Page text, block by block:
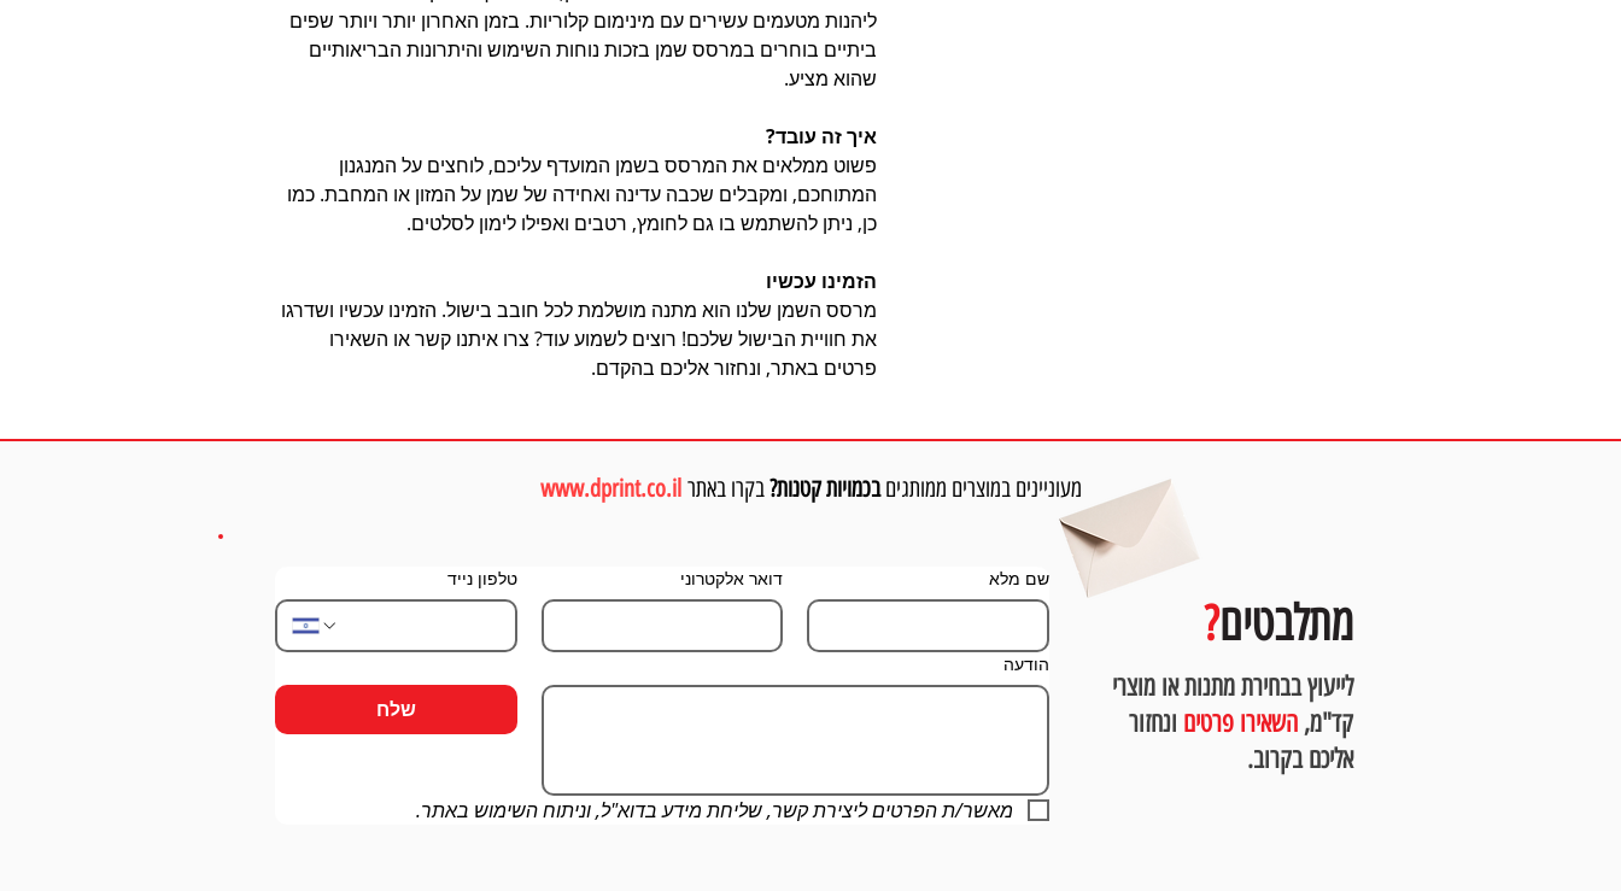
ליהנות מטעמים עשירים עם מינימום קלוריות. בזמן האחרון יותר ויותר שפים
ביתיים בוחרים במרסס שמן בזכות נוחות השימוש והיתרונות הבריאותיים
שהוא מציע.
איך זה עובד?
פשוט ממלאים את המרסס בשמן המועדף עליכם, לוחצים על המנגנון
המתוחכם, ומקבלים שכבה עדינה ואחידה של שמן על המזון או המחבת. כמו
כן, ניתן להשתמש בו גם לחומץ, רטבים ואפילו לימון לסלטים.
הזמינו עכשיו
מרסס השמן שלנו הוא מתנה מושלמת לכל חובב בישול. הזמינו עכשיו ושדרגו
את חוויית הבישול שלכם! רוצים לשמוע עוד? צרו איתנו קשר או השאירו
פרטים באתר, ונחזור אליכם בהקדם.
שם מלא דואר אלקטרוני טלפון נייד
הודעה
שלח
מאשר/ת הפרטים ליצירת קשר, שליחת מידע בדוא"ל, וניתוח השימוש באתר.
מתלבטים?
לייעוץ בבחירת מתנות או מוצרי
קד"מ, השאירו פרטים ונחזור
אליכם בקרוב.
מעוניינים במוצרים ממותגיםבכמויות קטנות?בקרו באתר www.dprint.co.il